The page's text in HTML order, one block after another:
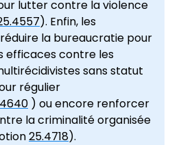
lutter contre la violence
). Enfin, les
la bureaucratie pour
efficaces contre les
sans statut
régulier
) ou encore renforcer
la criminalité organisée
25.4718).